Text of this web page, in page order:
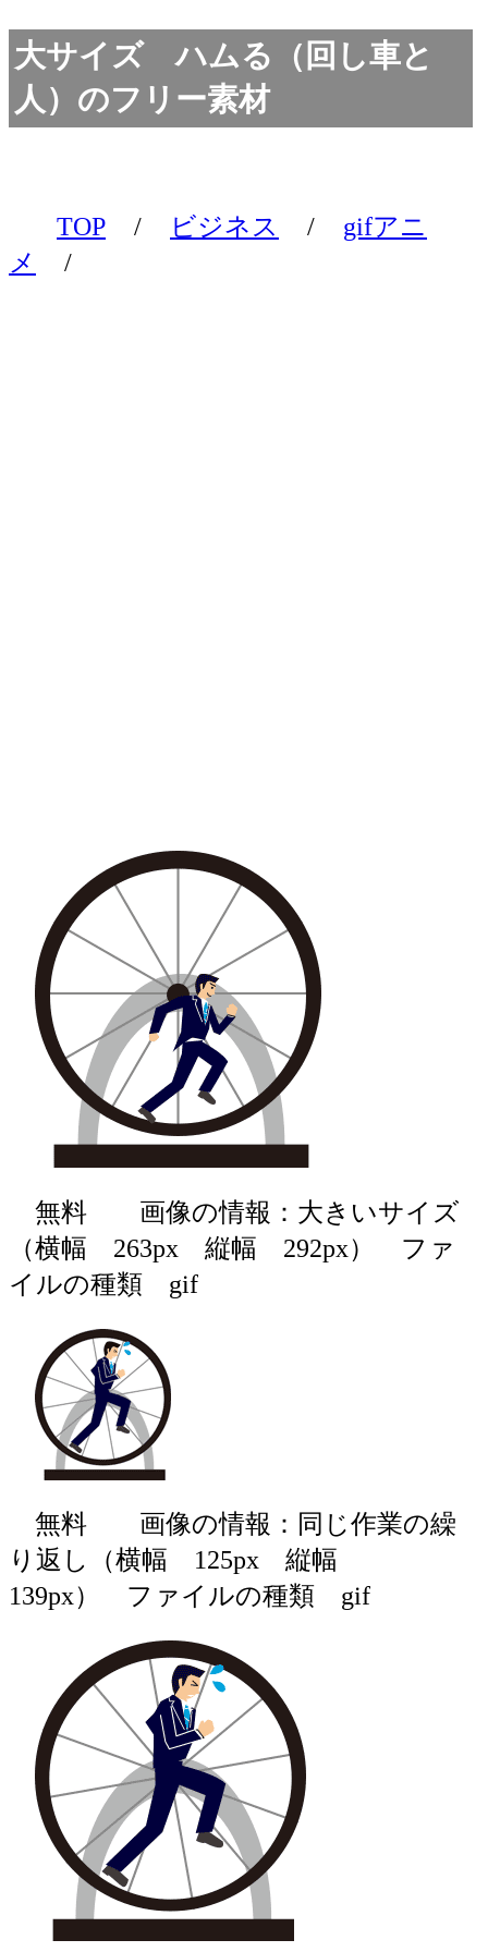
大サイズ ハムる（回し車と
人）のフリー素材
TOP / ビジネス /
gifアニ
メ
/
無料 画像の情報：大きいサイズ
（横幅 263px 縦幅 292px） ファ
イルの種類 gif
無料 画像の情報：同じ作業の繰
り返し（横幅 125px 縦幅
139px） ファイルの種類 gif